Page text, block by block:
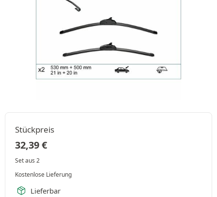
Stückpreis
32,39€
Set aus 2
Kostenlose Lieferung
Lieferbar